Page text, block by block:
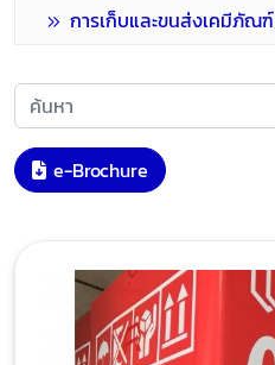
การเก็บและขนส่งเคมีภัณฑ์
e-Brochure